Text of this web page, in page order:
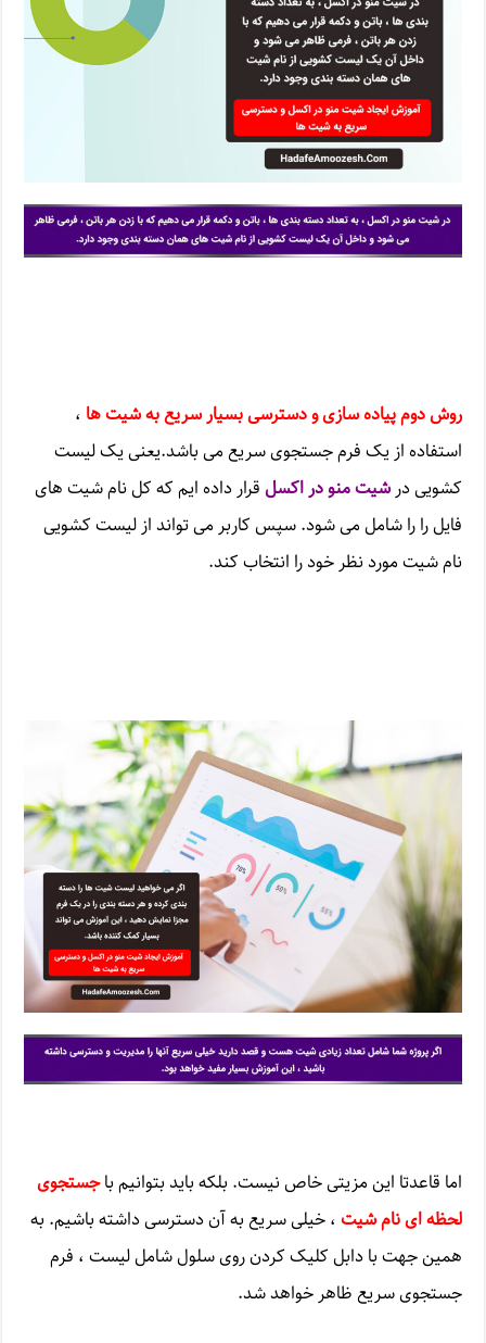
روش دوم پیاده سازی و دسترسی بسیار سریع به شیت ها ،
استفاده از یک فرم جستجوی سریع می باشد.یعنی یک لیست
کشویی درشیت منو در اکسلقرار داده ایم که کل نام شیت های
فایل را را شامل می شود. سپس کاربر می تواند از لیست کشویی
نام شیت مورد نظر خود را انتخاب کند.
اما قاعدتا این مزیتی خاص نیست. بلکه باید بتوانیم باجستجوی
لحظه ای نام شیت ، خیلی سریع به آن دسترسی داشته باشیم. به
همین جهت با دابل کلیک کردن روی سلول شامل لیست ، فرم
جستجوی سریع ظاهر خواهد شد.